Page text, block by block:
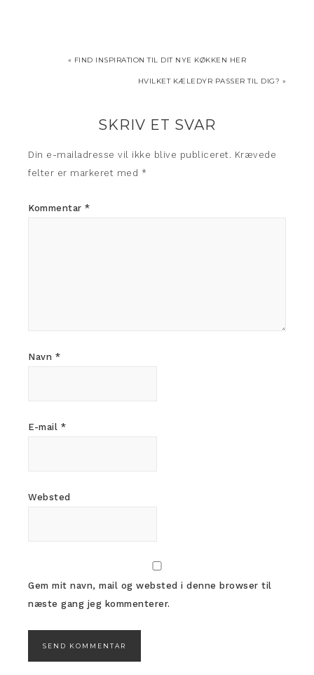
« FIND INSPIRATION TIL DIT NYE KØKKEN HER
HVILKET KÆLEDYR PASSER TIL DIG? »
SKRIV ET SVAR
Din e-mailadresse vil ikke blive publiceret. Krævede
felter er markeret med *
Kommentar *
Navn *
E-mail *
Websted
Gem mit navn, mail og websted i denne browser til
næste gang jeg kommenterer.